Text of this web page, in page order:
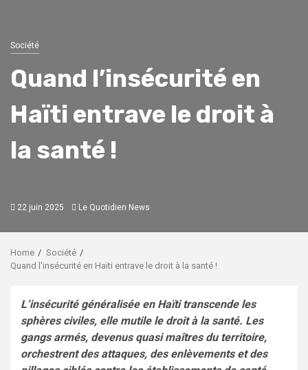
Société
Quand l’insécurité en
Haïti entrave le droit à
la santé !
22 juin 2025 Le Quotidien News
Home
Société
Quand l’insécurité en Haïti entrave le droit à la santé !
L’insécurité généralisée en Haïti transcende les
sphères civiles, elle mutile le droit à la santé. Les
gangs armés, devenus quasi maîtres du territoire,
orchestrent des attaques, des enlèvements et des